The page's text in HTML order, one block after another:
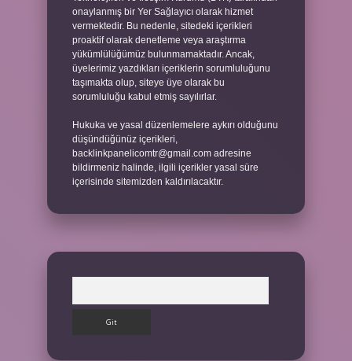
onaylanmış bir Yer Sağlayıcı olarak hizmet
vermektedir. Bu nedenle, sitedeki içerikleri
proaktif olarak denetleme veya araştırma
yükümlülüğümüz bulunmamaktadır. Ancak,
üyelerimiz yazdıkları içeriklerin sorumluluğunu
taşımakta olup, siteye üye olarak bu
sorumluluğu kabul etmiş sayılırlar.
Hukuka ve yasal düzenlemelere aykırı olduğunu
düşündüğünüz içerikleri,
backlinkpanelicomtr@gmail.com adresine
bildirmeniz halinde, ilgili içerikler yasal süre
içerisinde sitemizden kaldırılacaktır.